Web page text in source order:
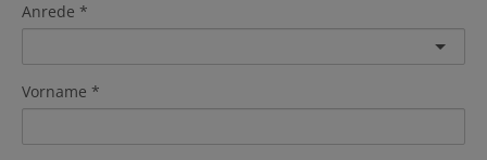
Anrede
Vorname